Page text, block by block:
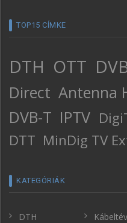
TOP15 CÍMKE
DTH OTT
Direct Antenna
DVB-T IPTV
DTT MinDig TV
KATEGÓRIÁK
DTH